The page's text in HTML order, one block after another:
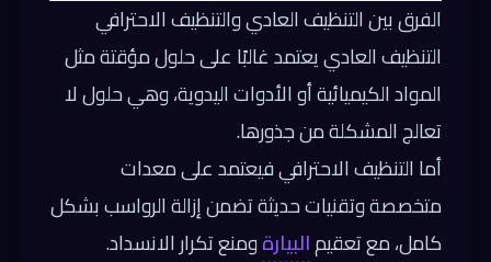
الفرق بين التنظيف العادي والتنظيف الاحترافي
التنظيف العادي يعتمد غالبًا على حلول مؤقتة مثل
المواد الكيميائية أو الأدوات اليدوية، وهي حلول لا
تعالج المشكلة من جذورها.
أما التنظيف الاحترافي فيعتمد على معدات
متخصصة وتقنيات حديثة تضمن إزالة الرواسب بشكل
كامل، مع تعقيمالبيارةومنع تكرار الانسداد.